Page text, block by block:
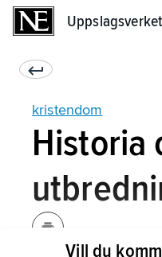
Uppslagsverket
kristendom
Historia
Vill du